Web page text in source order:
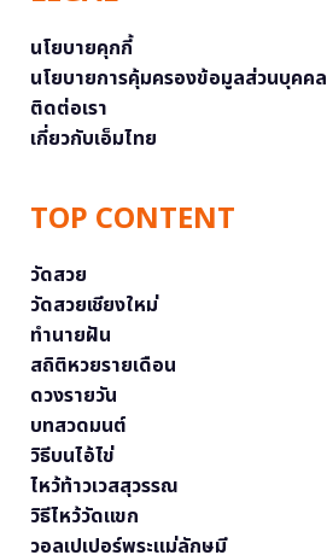
นโยบายคุกกี้
นโยบายการคุ้มครองข้อมูลส่วนบุคคล
ติดต่อเรา
เกี่ยวกับเอ็มไทย
TOP CONTENT
วัดสวย
วัดสวยเชียงใหม่
ทำนายฝัน
สถิติหวยรายเดือน
ดวงรายวัน
บทสวดมนต์
วิธีบนไอ้ไข่
ไหว้ท้าวเวสสุวรรณ
วิธีไหว้วัดแขก
วอลเปเปอร์พระแม่ลักษมี